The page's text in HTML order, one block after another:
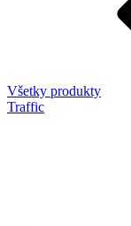
Všetky produkty
Traffic